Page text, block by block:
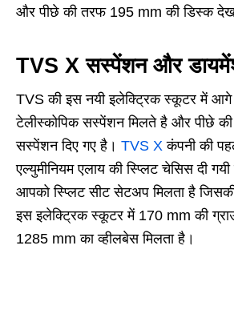
और पीछे की तरफ 195 mm की डिस्क
TVS X सस्पेंशन और
TVS की इस नयी इलेक्ट्रिक स्कूटर में
टेलीस्कोपिक सस्पेंशन मिलते है और पीछे की
सस्पेंशन दिए गए है। TVS X कंपनी की
एल्युमीनियम एलाय की स्प्लिट चेसिस दी
आपको स्प्लिट सीट सेटअप मिलता है
इस इलेक्ट्रिक स्कूटर में 170 mm की
1285 mm का व्हीलबेस मिलता है।